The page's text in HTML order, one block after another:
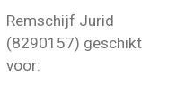
Remschijf Jurid
(8290157) geschikt
voor: